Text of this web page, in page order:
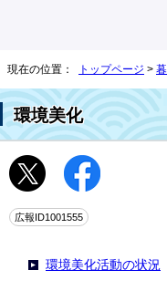
現在の位置： トップページ >
環境美化
広報ID1001555
環境美化活動の状況